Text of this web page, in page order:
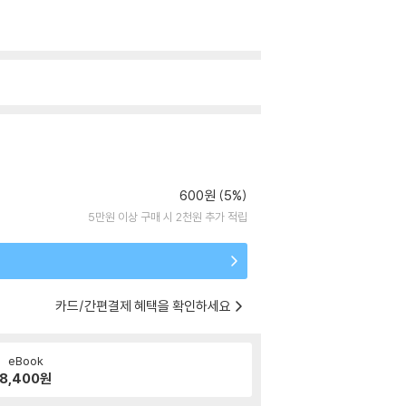
600원 (5%)
5만원 이상 구매 시 2천원 추가 적립
카드/간편결제 혜택을 확인하세요
eBook
8,400원